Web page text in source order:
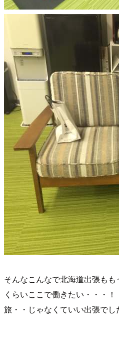
そんなこんなで北海道出張も
くらいここで働きたい・・・
旅・・じゃなくていい出張でし